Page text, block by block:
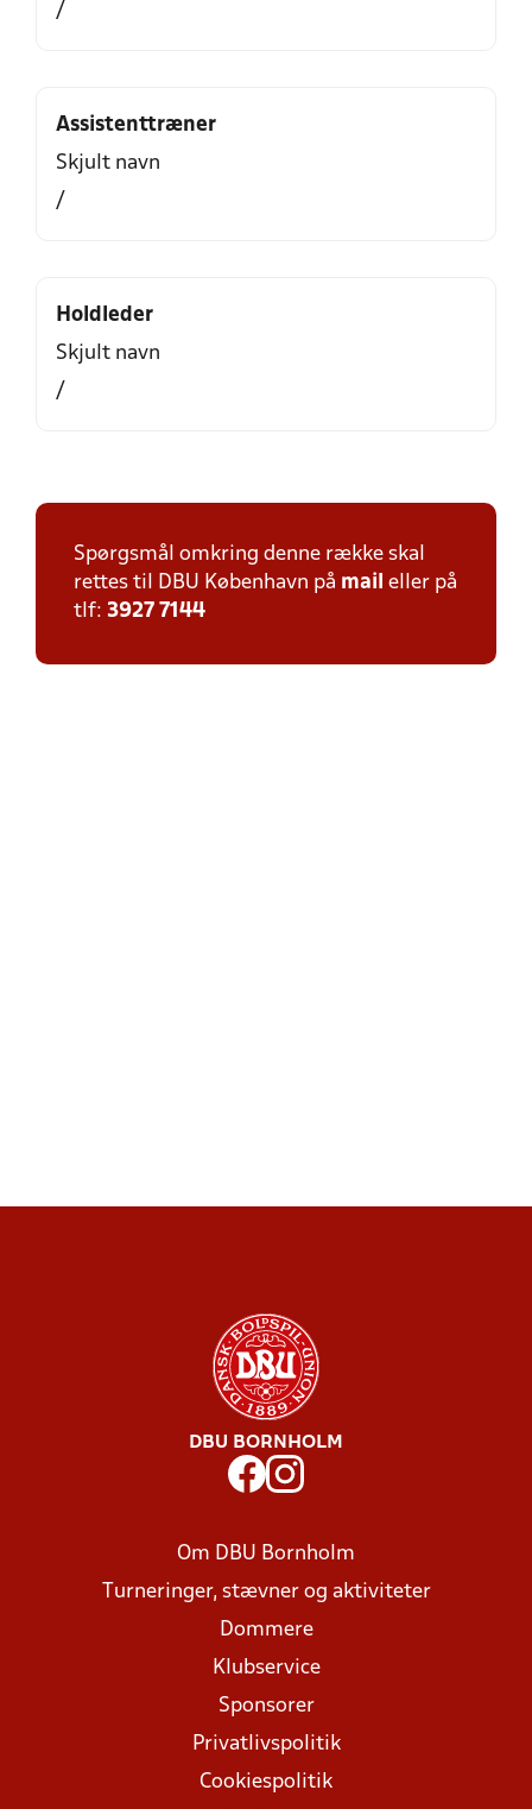
/
Assistenttræner
Skjult navn
/
Holdleder
Skjult navn
/
Spørgsmål omkring denne række skal
rettes til DBU København på mail eller på
tlf: 3927 7144
DBU BORNHOLM
Om DBU Bornholm
Turneringer, stævner og aktiviteter
Dommere
Klubservice
Sponsorer
Privatlivspolitik
Cookiespolitik